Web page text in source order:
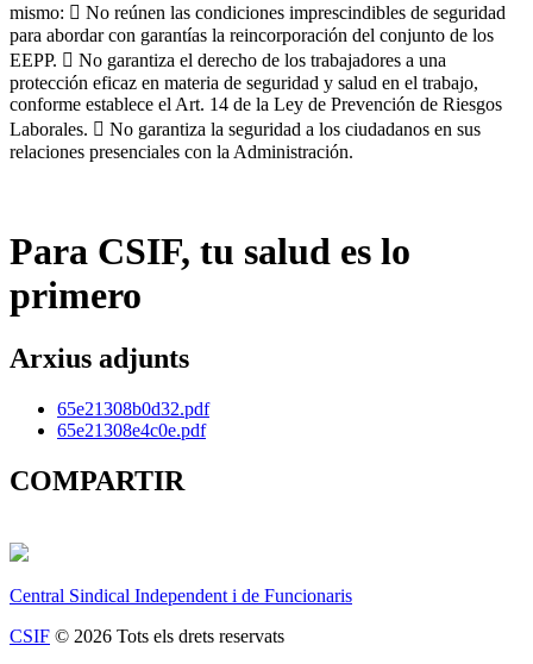
mismo:  No reúnen las condiciones imprescindibles de seguridad
para abordar con garantías la reincorporación del conjunto de los
EEPP.  No garantiza el derecho de los trabajadores a una
protección eficaz en materia de seguridad y salud en el trabajo,
conforme establece el Art. 14 de la Ley de Prevención de Riesgos
Laborales.  No garantiza la seguridad a los ciudadanos en sus
relaciones presenciales con la Administración.
Para CSIF, tu salud es lo
primero
Arxius adjunts
65e21308b0d32.pdf
65e21308e4c0e.pdf
COMPARTIR
Central Sindical Independent i de Funcionaris
CSIF © 2026 Tots els drets reservats